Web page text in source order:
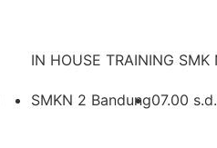
IN HOUSE TRAINING SMK
SMKN 2 Bandung07.00